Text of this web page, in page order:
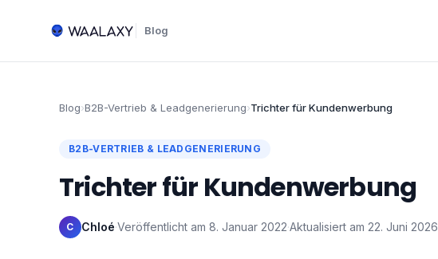
Blog
Blog›B2B-Vertrieb & Leadgenerierung›Trichter für Kundenwerbung
B2B-VERTRIEB & LEADGENERIERUNG
Trichter für Kundenwerbung
C Chloé·Veröffentlicht am 8. Januar 2022·Aktualisiert am 22. Juni 2026